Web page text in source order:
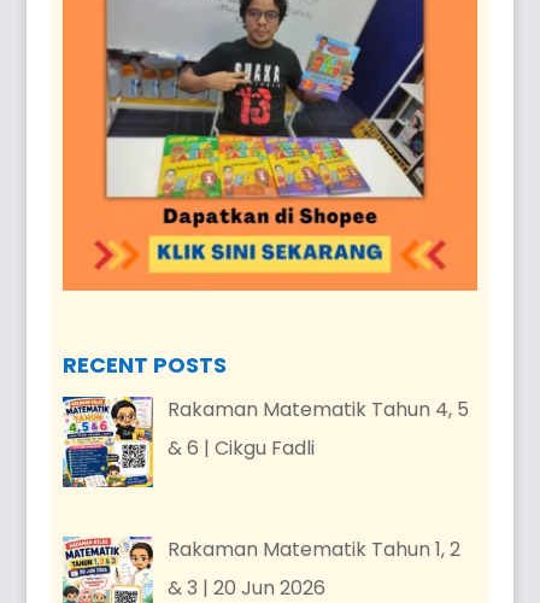
RECENT POSTS
Rakaman Matematik Tahun 4, 5
& 6 | Cikgu Fadli
Rakaman Matematik Tahun 1, 2
& 3 | 20 Jun 2026